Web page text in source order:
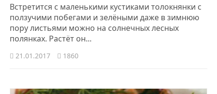
Встретится с маленькими кустиками толокнянки с
ползучими побегами и зелёными даже в зимнюю
пору листьями можно на солнечных лесных
полянках. Растёт он...
21.01.2017 1860